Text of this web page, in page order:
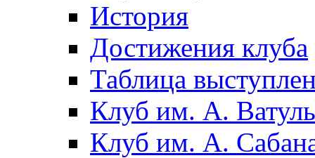
История
Достижения клуба
Таблица
Клуб им. А.
Клуб им. А.